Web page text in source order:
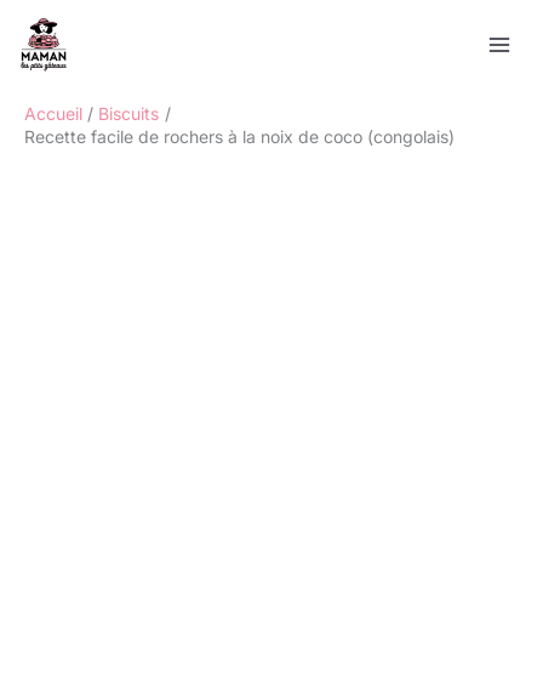
contenu
Accueil
Biscuits
Recette facile de rochers à la noix de coco (congolais)
Rechercher